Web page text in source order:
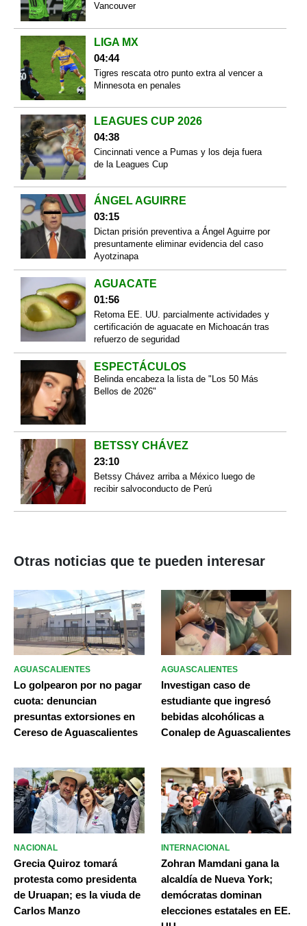
Vancouver
LIGA MX
04:44
Tigres rescata otro punto extra al vencer a
Minnesota en penales
LEAGUES CUP 2026
04:38
Cincinnati vence a Pumas y los deja fuera
de la Leagues Cup
ÁNGEL AGUIRRE
03:15
Dictan prisión preventiva a Ángel Aguirre por
presuntamente eliminar evidencia del caso
Ayotzinapa
AGUACATE
01:56
Retoma EE. UU. parcialmente actividades y
certificación de aguacate en Michoacán tras
refuerzo de seguridad
ESPECTÁCULOS
Belinda encabeza la lista de "Los 50 Más
Bellos de 2026"
BETSSY CHÁVEZ
23:10
Betssy Chávez arriba a México luego de
recibir salvoconducto de Perú
Otras noticias que te pueden interesar
AGUASCALIENTES
Lo golpearon por no pagar
cuota: denuncian
presuntas extorsiones en
Cereso de Aguascalientes
AGUASCALIENTES
Investigan caso de
estudiante que ingresó
bebidas alcohólicas a
Conalep de Aguascalientes
NACIONAL
Grecia Quiroz tomará
protesta como presidenta
de Uruapan; es la viuda de
Carlos Manzo
INTERNACIONAL
Zohran Mamdani gana la
alcaldía de Nueva York;
demócratas dominan
elecciones estatales en EE.